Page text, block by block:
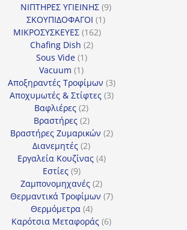
προϊόν
ΝΙΠΤΗΡΕΣ ΥΓΙΕΙΝΗΣ 99
ΣΚΟΥΠΙΔΟΦΑΓΟΙ 11
ΜΙΚΡΟΣΥΣΚΕΥΕΣ 162162
Chafing Dish 22
Sous Vide 11
Vacuum 11
προϊόν
Αποξηραντές Τροφίμων 33
προϊόντα
Αποχυμωτές & Στίφτες 33
Βαφλιέρες 22
προϊόντα
Βραστήρες 22
προϊόντα
Βραστήρες Ζυμαρικών 22
Διανεμητές 22
προϊόντα
Εργαλεία Κουζίνας 44
Εστίες 99
προϊόντα
Ζαμπονομηχανές 22
προϊόντα
Θερμαντικά Τροφίμων 77
Θερμόμετρα 44
προϊόντα
Καρότσια Μεταφοράς 66